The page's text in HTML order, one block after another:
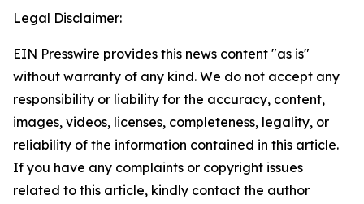
Legal Disclaimer:
EIN Presswire provides this news content "as is"
without warranty of any kind. We do not accept any
responsibility or liability for the accuracy, content,
images, videos, licenses, completeness, legality, or
reliability of the information contained in this article.
If you have any complaints or copyright issues
related to this article, kindly contact the author